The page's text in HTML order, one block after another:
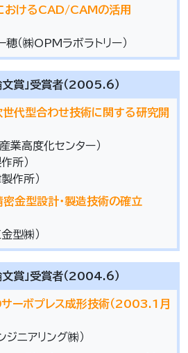
おけるCAD/CAMの活用
㈱OPMラボラトリー）
賞」受賞者（2005.6）
代型合わせ技術に関する研究開
業高度化センター）
所）
作所）
密金型設計･製造技術の確立
型㈱）
賞」受賞者（2004.6）
ーボプレス成形技術（2003.1月
ニアリング㈱）